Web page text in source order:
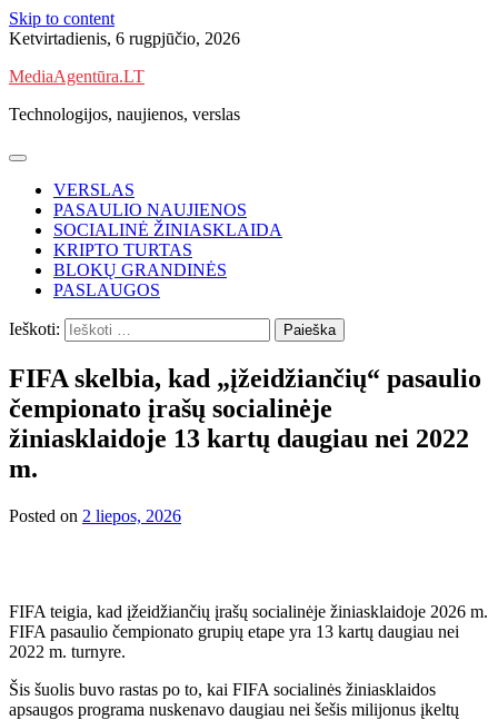
Skip to content
Ketvirtadienis, 6 rugpjūčio, 2026
MediaAgentūra.LT
Technologijos, naujienos, verslas
VERSLAS
PASAULIO NAUJIENOS
SOCIALINĖ ŽINIASKLAIDA
KRIPTO TURTAS
BLOKŲ GRANDINĖS
PASLAUGOS
Ieškoti:
FIFA skelbia, kad „įžeidžiančių“ pasaulio
čempionato įrašų socialinėje
žiniasklaidoje 13 kartų daugiau nei 2022
m.
Posted on 2 liepos, 2026
FIFA teigia, kad įžeidžiančių įrašų socialinėje žiniasklaidoje 2026 m.
FIFA pasaulio čempionato grupių etape yra 13 kartų daugiau nei
2022 m. turnyre.
Šis šuolis buvo rastas po to, kai FIFA socialinės žiniasklaidos
apsaugos programa nuskenavo daugiau nei šešis milijonus įkeltų